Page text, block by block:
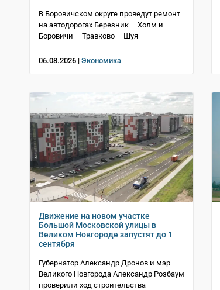
В Боровичском округе проведут ремонт
на автодорогах Березник – Холм и
Боровичи – Травково – Шуя
06.08.2026 | Экономика
Движение на новом участке
Большой Московской улицы в
Великом Новгороде запустят до 1
сентября
Губернатор Александр Дронов и мэр
Великого Новгорода Александр Розбаум
проверили ход строительства